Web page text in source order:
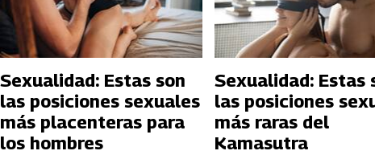
Sexualidad: Estas son
las posiciones sexuales
más placenteras para
los hombres
Sexualidad: Estas
las posiciones
más raras del
Kamasutra